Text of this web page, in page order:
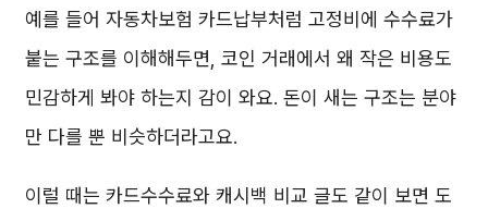
예를 들어 자동차보험 카드납부처럼 고정비에 수수료가
붙는 구조를 이해해두면, 코인 거래에서 왜 작은 비용도
민감하게 봐야 하는지 감이 와요. 돈이 새는 구조는 분야
만 다를 뿐 비슷하더라고요.
이럴 때는 카드수수료와 캐시백 비교 글도 같이 보면 도